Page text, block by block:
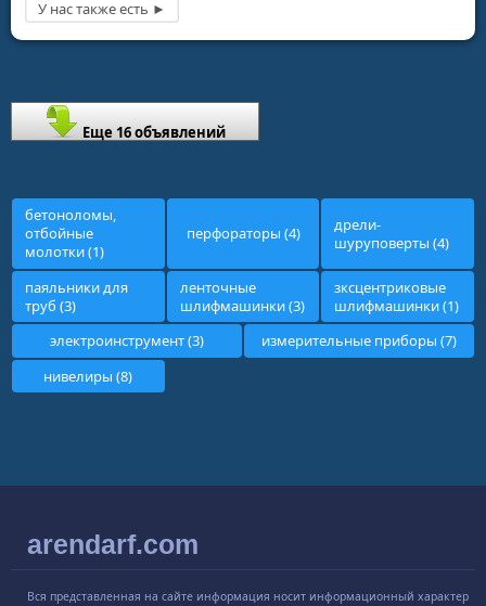
Еще 16 объявлений
бетоноломы,
отбойные
молотки (1)
перфораторы (4)
дрели-
шуруповерты (4)
паяльники для
труб (3)
ленточные
шлифмашинки (3)
зксцентриковые
шлифмашинки (1)
электроинструмент (3)
измерительные приборы (7)
нивелиры (8)
arendarf.com
Вся представленная на сайте информация носит информационный характер